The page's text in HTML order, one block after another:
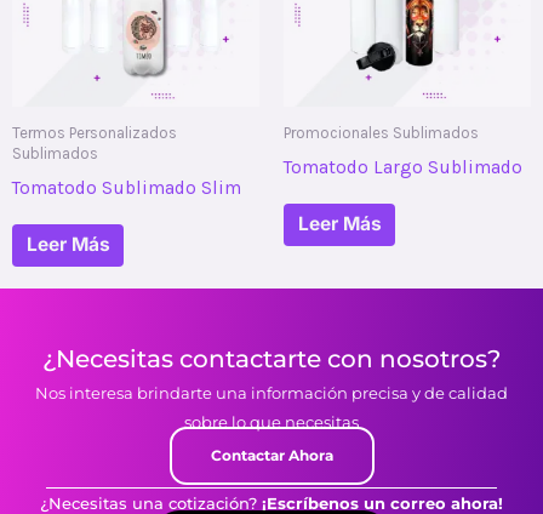
Termos Personalizados
Sublimados
Tomatodo Sublimado Slim
Leer Más
Promocionales Sublimados
Tomatodo Largo Sublimado
Leer Más
¿Necesitas contactarte con nosotros?
Nos interesa brindarte una información precisa y de calidad
sobre lo que necesitas
Contactar Ahora
¿Necesitas una cotización? ¡Escríbenos un correo ahora!